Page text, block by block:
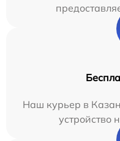
Наш курьер в
устройство